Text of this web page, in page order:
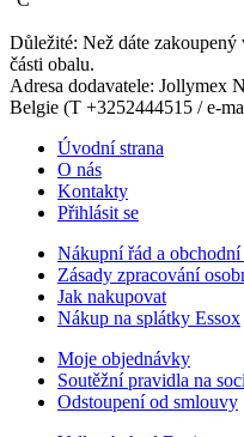
Důležité: Než dáte
části obalu.
Adresa dodavatele: Jollymex
Belgie (T +3252444515 / e-
Úvodní strana
O nás
Kontakty
Přihlásit se
Nákupní řád a
Zásady zpracování
Jak nakupovat
Nákup na splátky Essox
Moje objednávky
Soutěžní pravidla na
Odstoupení od smlouvy